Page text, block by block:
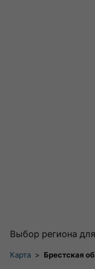
Выбор региона
Карта > Брестская